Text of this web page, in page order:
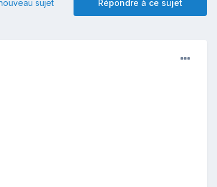
Répondre à ce sujet
sujet